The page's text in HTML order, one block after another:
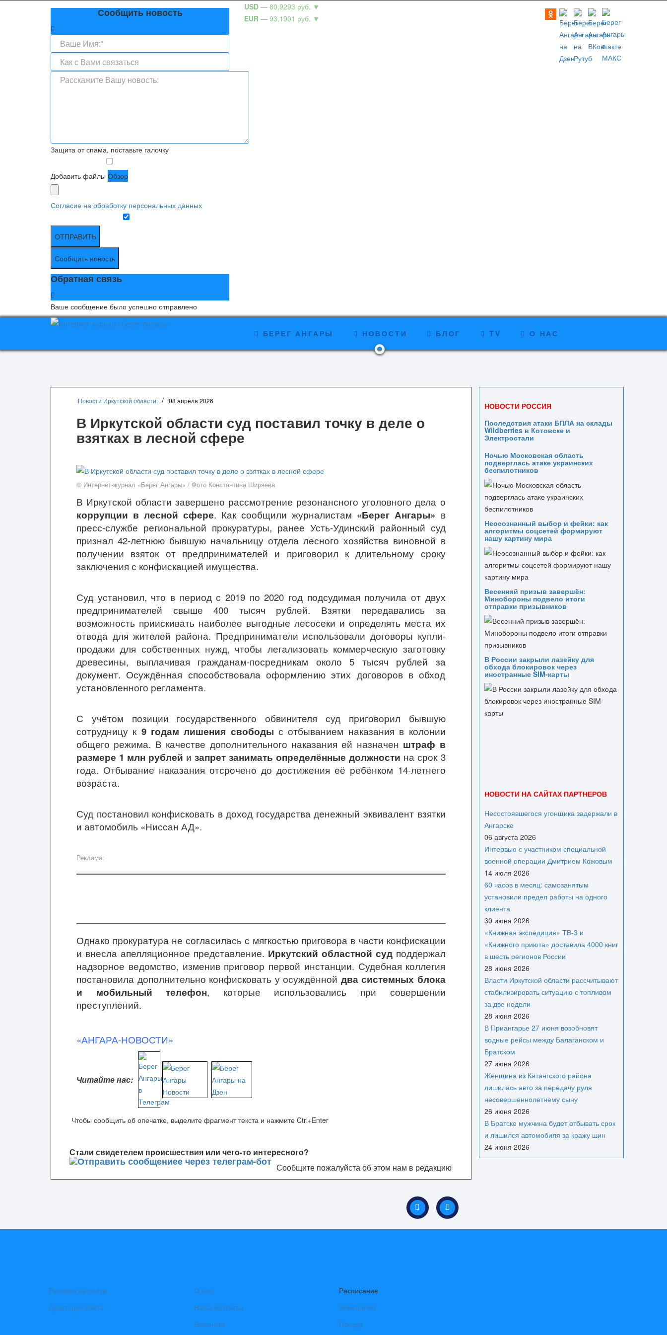
Сообщить новость
Защита от спама, поставьте галочку
Добавить файлы Обзор
Согласие на обработку персональных данных
ОТПРАВИТЬ
Сообщить новость
Обратная связь
Ваше сообщение было успешно отправлено
USD — 80,9293 руб. ▼
EUR — 93,1901 руб. ▼
БЕРЕГ АНГАРЫ НОВОСТИ БЛОГ TV О НАС
Новости Иркутской области: 08 апреля 2026
В Иркутской области суд поставил точку в деле о
взятках в лесной сфере
© Интернет-журнал «Берег Ангары» / Фото Константина Ширяева
В Иркутской области завершено рассмотрение резонансного уголовного дела о
коррупции в лесной сфере. Как сообщили журналистам «Берег Ангары» в
пресс-службе региональной прокуратуры, ранее Усть-Удинский районный суд
признал 42-летнюю бывшую начальницу отдела лесного хозяйства виновной в
получении взяток от предпринимателей и приговорил к длительному сроку
заключения с конфискацией имущества.
Суд установил, что в период с 2019 по 2020 год подсудимая получила от двух
предпринимателей свыше 400 тысяч рублей. Взятки передавались за
возможность приискивать наиболее выгодные лесосеки и определять места их
отвода для жителей района. Предприниматели использовали договоры купли-
продажи для собственных нужд, чтобы легализовать коммерческую заготовку
древесины, выплачивая гражданам-посредникам около 5 тысяч рублей за
документ. Осуждённая способствовала оформлению этих договоров в обход
установленного регламента.
С учётом позиции государственного обвинителя суд приговорил бывшую
сотрудницу к 9 годам лишения свободы с отбыванием наказания в колонии
общего режима. В качестве дополнительного наказания ей назначен штраф в
размере 1 млн рублей изапрет занимать определённые должности на срок 3
года. Отбывание наказания отсрочено до достижения её ребёнком 14-летнего
возраста.
Суд постановил конфисковать в доход государства денежный эквивалент взятки
и автомобиль «Ниссан АД».
Реклама:
Однако прокуратура не согласилась с мягкостью приговора в части конфискации
и внесла апелляционное представление. Иркутский областной судподдержал
надзорное ведомство, изменив приговор первой инстанции. Судебная коллегия
постановила дополнительно конфисковать у осуждённой два системных блока
и мобильный телефон, которые использовались при совершении
преступлений.
«АНГАРА-НОВОСТИ»
Читайте нас:
Стали свидетелем происшествия или чего-то интересного?
Сообщите пожалуйста об этом нам в редакцию
Чтобы сообщить об опечатке, выделите фрагмент текста и нажмите Ctrl+Enter
НОВОСТИ РОССИЯ
Последствия атаки БПЛА на склады
Wildberries в Котовске и
Электростали
Ночью Московская область
подверглась атаке украинских
беспилотников
Неосознанный выбор и фейки: как
алгоритмы соцсетей формируют
нашу картину мира
Весенний призыв завершён:
Минобороны подвело итоги
отправки призывников
В России закрыли лазейку для
обхода блокировок через
иностранные SIM-карты
НОВОСТИ НА САЙТАХ ПАРТНЕРОВ
Несостоявшегося угонщика задержали в
Ангарске
06 августа 2026
Интервью с участником специальной
военной операции Дмитрием Кожовым
14 июля 2026
60 часов в месяц: самозанятым
установили предел работы на одного
клиента
30 июня 2026
«Книжная экспедиция» ТВ-3 и
«Книжного приюта» доставила 4000 книг
в шесть регионов России
28 июня 2026
Власти Иркутской области рассчитывают
стабилизировать ситуацию с топливом
за две недели
28 июня 2026
В Приангарье 27 июня возобновят
водные рейсы между Балаганском и
Братском
27 июня 2026
Женщина из Катангского района
лишилась авто за передачу руля
несовершеннолетнему сыну
26 июня 2026
В Братске мужчина будет отбывать срок
и лишился автомобиля за кражу шин
24 июня 2026
Реклама на сайте
Аудитория сайта
О нас
Наши контакты
Вакансии
Расписание
Электрички
Поезда